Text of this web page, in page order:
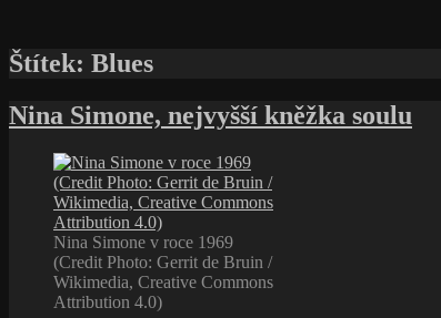
Štítek: Blues
Nina Simone, nejvyšší kněžka soulu
Nina Simone v roce 1969
(Credit Photo: Gerrit de Bruin /
Wikimedia, Creative Commons
Attribution 4.0)